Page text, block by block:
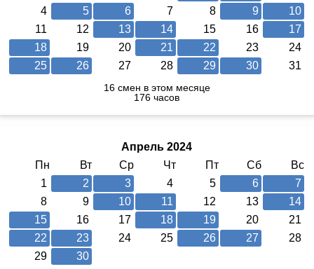
4
5 6 7 8 9
10
11
12 13 14 15 16
17
18
19 20 21 22 23
24
25
26 27 28 29 30 31
16 смен в этом месяце
176 часов
Апрель 2024
Пн
Вт Ср Чт Пт Сб
Вс
1
2 3 4 5 6
7
8
9 10 11 12 13
14
15
16 17 18 19 20
21
22
23 24 25 26 27
28
29
30